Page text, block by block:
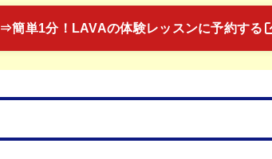
⇒簡単1分！LAVAの体験レッスンに予約する